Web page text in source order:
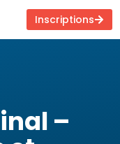
Inscriptions
–